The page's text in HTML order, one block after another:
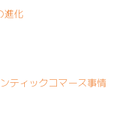
進化
ティックコマース事情